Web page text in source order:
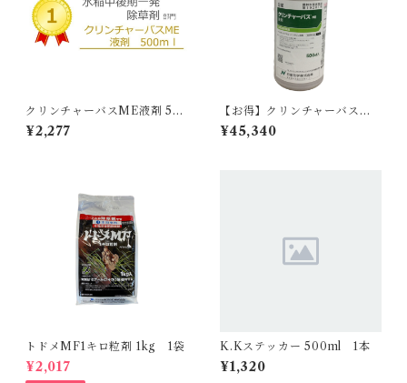
クリンチャーバスME液剤 50
0ml 1本
¥2,277
【お得】クリンチャーバスME
液剤 500ml 【1箱】20本入
¥45,340
トドメMF1キロ粒剤 1kg 1袋
¥2,017
K.Kステッカー 500ml 1本
¥1,320